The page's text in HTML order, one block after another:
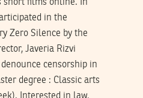
short films online. In
in the
Zero Silence by the
Javeria Rizvi
denounce censorship in
degree : Classic arts
Interested in law,